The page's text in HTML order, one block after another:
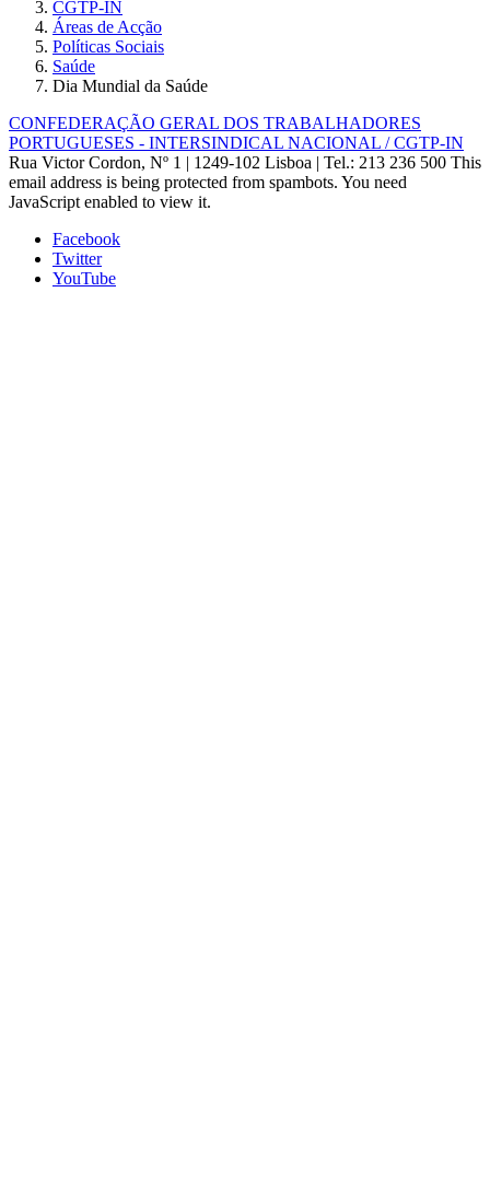
CGTP-IN
Áreas de Acção
Políticas Sociais
Saúde
Dia Mundial da Saúde
CONFEDERAÇÃO GERAL DOS TRABALHADORES
PORTUGUESES - INTERSINDICAL NACIONAL / CGTP-IN
Rua Victor Cordon, Nº 1 | 1249-102 Lisboa | Tel.: 213 236 500 This
email address is being protected from spambots. You need
JavaScript enabled to view it.
Facebook
Twitter
YouTube